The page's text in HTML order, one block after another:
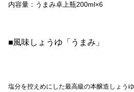
内容量：うまみ卓上瓶200ml×6
■風味しょうゆ「うまみ」
塩分を控えめにした最高級の本醸造しょう